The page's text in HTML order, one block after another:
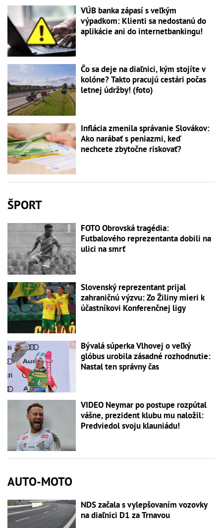
VÚB banka zápasí s veľkým
výpadkom: Klienti sa nedostanú do
aplikácie ani do internetbankingu!
Čo sa deje na diaľnici, kým stojíte v
kolóne? Takto pracujú cestári počas
letnej údržby! (foto)
Inflácia zmenila správanie Slovákov:
Ako narábať s peniazmi, keď
nechcete zbytočne riskovať?
ŠPORT
FOTO Obrovská tragédia:
Futbalového reprezentanta dobili na
ulici na smrť
Slovenský reprezentant prijal
zahraničnú výzvu: Zo Žiliny mieri k
účastníkovi Konferenčnej ligy
Bývalá súperka Vlhovej o veľký
glóbus urobila zásadné rozhodnutie:
Nastal ten správny čas
VIDEO Neymar po postupe rozpútal
vášne, prezident klubu mu naložil:
Predviedol svoju klauniádu!
AUTO-MOTO
NDS začala s vylepšovaním vozovky
na diaľnici D1 za Trnavou